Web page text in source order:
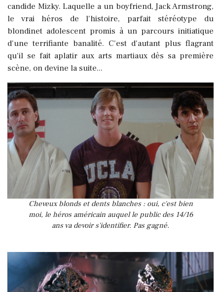
candide Mizky. Laquelle a un boyfriend, Jack Armstrong,
le vrai héros de l'histoire, parfait stéréotype du
blondinet adolescent promis à un parcours initiatique
d'une terrifiante banalité. C'est d'autant plus flagrant
qu'il se fait aplatir aux arts martiaux dès sa première
scène, on devine la suite...
Cheveux blonds et dents blanches : oui, c'est bien
moi, le héros américain auquel le public des 14/16
ans va devoir s'identifier. Pas gagné.